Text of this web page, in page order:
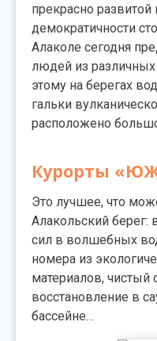
прекрасно развитой
демократичности
Алаколе сегодня
людей из
этому на берегах
гальки
расположено
Курорты
Это лучшее, что
Алакольский
сил в волшебных
номера из
материалов, чистый
восстановление в
бассейне…